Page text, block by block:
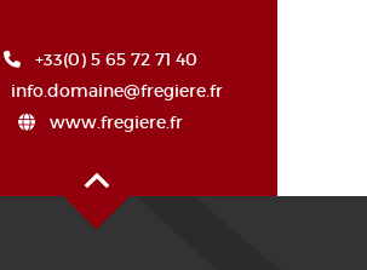
+33(0) 5 65 72 71 40
info.domaine@fregiere.fr
www.fregiere.fr